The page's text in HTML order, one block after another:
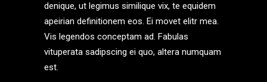
denique, ut legimus similique vix, te equidem
apeirian definitionem eos. Ei movet elitr mea.
Vis legendos conceptam ad. Fabulas
vituperata sadipscing ei quo, altera numquam
est.